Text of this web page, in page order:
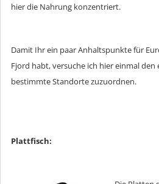
hier die Nahrung konzentriert.
Damit Ihr ein paar Anhaltspunkte für
Fjord habt, versuche ich hier einmal den
bestimmte Standorte zuzuordnen.
Plattfisch: